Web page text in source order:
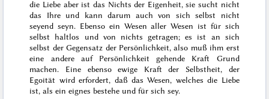
die Liebe aber ist das Nichts der Eigenheit, sie sucht nicht
das Ihre und kann darum auch von sich selbst nicht
seyend seyn. Ebenso ein Wesen aller Wesen ist für sich
selbst haltlos und von nichts getragen; es ist an sich
selbst der Gegensatz der Persönlichkeit, also muß ihm erst
eine andere auf Persönlichkeit gehende Kraft Grund
machen. Eine ebenso ewige Kraft der Selbstheit, der
Egoität wird erfordert, daß das Wesen, welches die Liebe
ist, als ein eignes bestehe und für sich sey.